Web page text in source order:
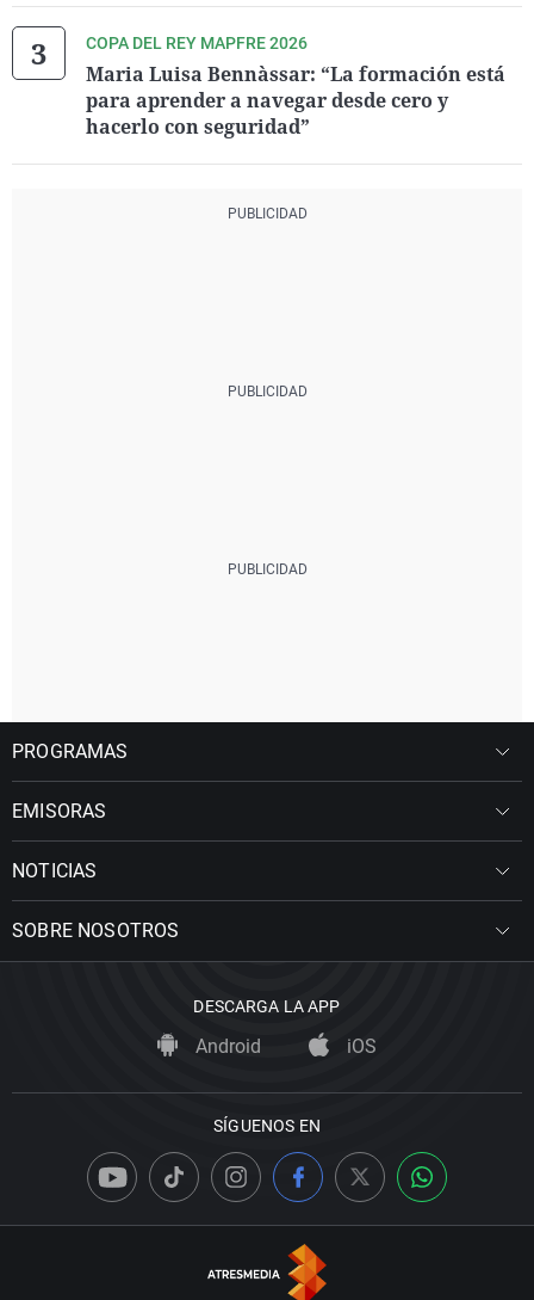
COPA DEL REY MAPFRE 2026
Maria Luisa Bennàssar: “La formación está
para aprender a navegar desde cero y
hacerlo con seguridad”
PROGRAMAS
EMISORAS
NOTICIAS
SOBRE NOSOTROS
DESCARGA LA APP
Android iOS
SÍGUENOS EN